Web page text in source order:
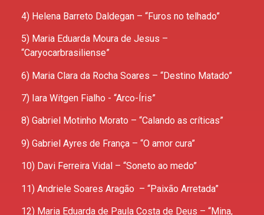
4) Helena Barreto Daldegan​ – “Furos no telhado”
5) Maria Eduarda Moura de Jesus​ –
“Caryocarbrasiliense”
6) Maria Clara da Rocha Soares​ – “Destino Matado”
7) Iara Witgen Fialho ​- “Arco-Íris”
8) Gabriel Motinho Morato – ​“Calando as críticas”
9) Gabriel Ayres de França​ – “O amor cura”
10) Davi Ferreira Vidal​ – “Soneto ao medo”
11) Andriele Soares Aragão – ​“Paixão Arretada”
12) Maria Eduarda de Paula Costa de Deus​ – “Mina,